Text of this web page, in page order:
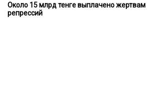
Около 15 млрд тенге выплачено жертвам
репрессий